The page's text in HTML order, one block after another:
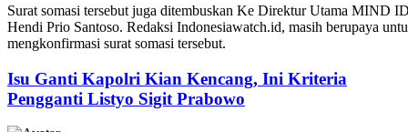
Surat somasi tersebut juga ditembuskan Ke Direktur Utama MIND
Hendi Prio Santoso. Redaksi Indonesiawatch.id, masih berupaya
mengkonfirmasi surat somasi tersebut.
Isu Ganti Kapolri Kian Kencang, Ini Kriteria
Pengganti Listyo Sigit Prabowo